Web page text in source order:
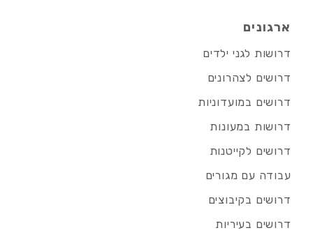
ארגונים
דרושות לגני ילדים
דרושים לצהרונים
דרושים במועדוניות
דרושות במעונות
דרושים לקייטנות
עבודה עם מגורים
דרושים בקיבוצים
דרושים בעיריות